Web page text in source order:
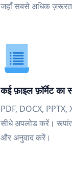
जहाँ सबसे अधिक ज़रूरत
कई फ़ाइल फ़ॉर्मेट का
PDF, DOCX, PPTX,
सीधे अपलोड करें।
और अनुवाद करें।